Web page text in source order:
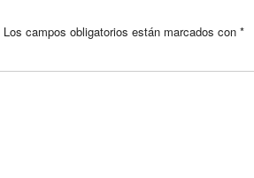
Los campos obligatorios están marcados con *